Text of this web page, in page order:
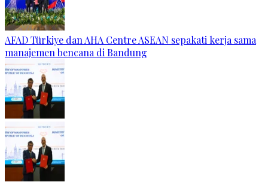
AFAD Türkiye dan AHA Centre ASEAN sepakati kerja sama
manajemen bencana di Bandung